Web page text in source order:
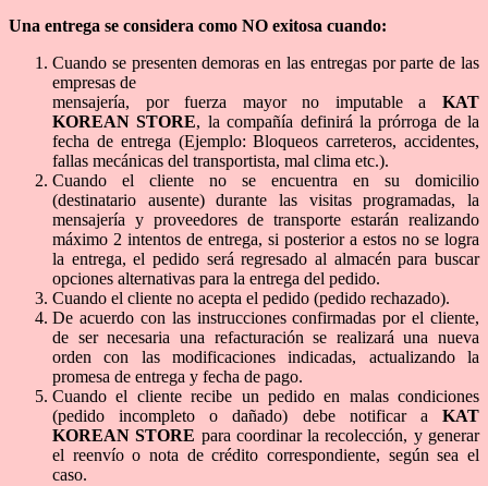
Una entrega se considera como NO exitosa cuando:
Cuando se presenten demoras en las entregas por parte de las
empresas de
mensajería, por fuerza mayor no imputable a KAT
KOREAN STORE, la compañía definirá la prórroga de la
fecha de entrega (Ejemplo: Bloqueos carreteros, accidentes,
fallas mecánicas del transportista, mal clima etc.).
Cuando el cliente no se encuentra en su domicilio
(destinatario ausente) durante las visitas programadas, la
mensajería y proveedores de transporte estarán realizando
máximo 2 intentos de entrega, si posterior a estos no se logra
la entrega, el pedido será regresado al almacén para buscar
opciones alternativas para la entrega del pedido.
Cuando el cliente no acepta el pedido (pedido rechazado).
De acuerdo con las instrucciones confirmadas por el cliente,
de ser necesaria una refacturación se realizará una nueva
orden con las modificaciones indicadas, actualizando la
promesa de entrega y fecha de pago.
Cuando el cliente recibe un pedido en malas condiciones
(pedido incompleto o dañado) debe notificar a KAT
KOREAN STORE para coordinar la recolección, y generar
el reenvío o nota de crédito correspondiente, según sea el
caso.